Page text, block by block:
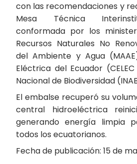
con las recomendaciones y
Mesa Técnica
conformada por los
Recursos Naturales No
del Ambiente y Agua
Eléctrica del Ecuador
Nacional de Biodiversidad
El embalse recuperó su
central hidroeléctrica
generando energía limpia
todos los ecuatorianos.
Fecha de publicación: 15 de